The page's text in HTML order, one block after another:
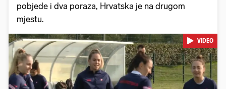
pobjede i dva poraza, Hrvatska je na drugom
mjestu.
VIDEO